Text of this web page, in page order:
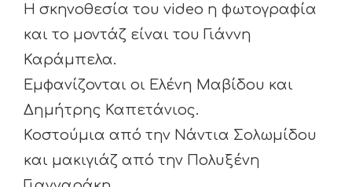
H σκηνοθεσία του video η φωτογραφία
και το μοντάζ είναι του Γιάννη
Καράμπελα.
Eμφανίζονται οι Ελένη Μαβίδου και
Δημήτρης Καπετάνιος.
Κοστούμια από την Νάντια Σολωμίδου
και μακιγιάζ από την Πολυξένη